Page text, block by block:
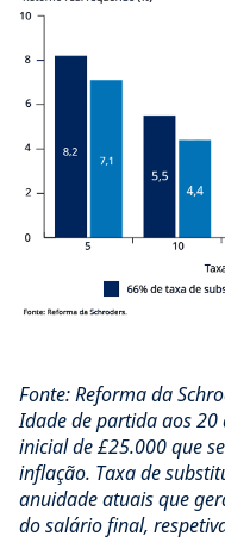
Fonte: Reforma da
Idade de partida aos
inicial de £25.000 que
inflação. Taxa de
anuidade atuais que
do salário final,